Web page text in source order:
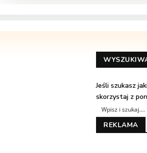
Jeśli szukasz
skorzystaj z
REKLAMA